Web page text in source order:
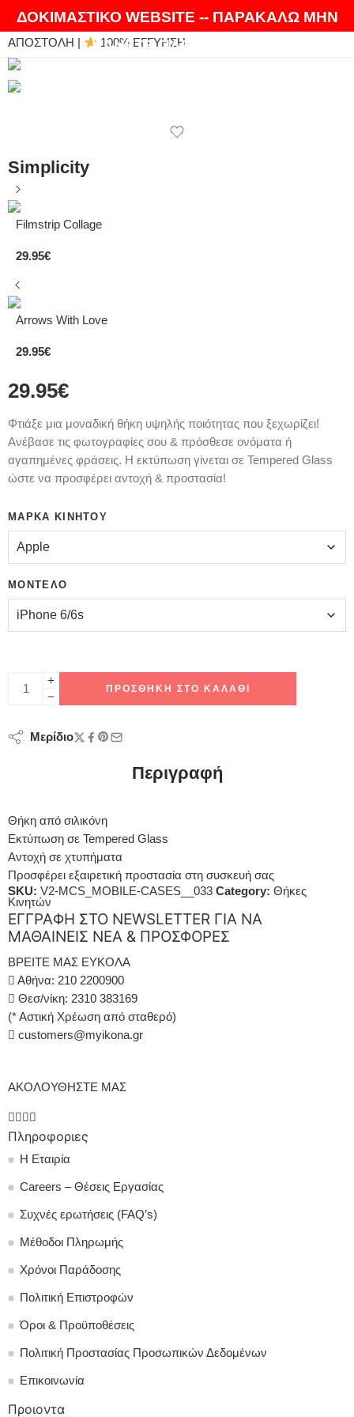
ΔΟΚΙΜΑΣΤΙΚΟ WEBSITE -- ΠΑΡΑΚΑΛΩ ΜΗΝ
ΚΑΝΕΤΕ ΠΑΡΑΓΓΕΛΙΕΣ
ΘΑ ΛΑΤΡΕΨΕΤΕ ΤΑ ΠΡΟΪΟΝΤΑ ΜΑΣ | EXPRESS
ΑΠΟΣΤΟΛΗ | 100% ΕΓΓΥΗΣΗ
Simplicity
Filmstrip Collage
29.95€
Arrows With Love
29.95€
29.95€
Φτιάξε μια μοναδική θήκη υψηλής ποιότητας που ξεχωρίζει!
Ανέβασε τις φωτογραφίες σου & πρόσθεσε ονόματα ή
αγαπημένες φράσεις. Η εκτύπωση γίνεται σε Tempered Glass
ώστε να προσφέρει αντοχή & προστασία!
ΜΆΡΚΑ ΚΙΝΗΤΟΎ
ΜΟΝΤΈΛΟ
ΠΡΟΣΘΉΚΗ ΣΤΟ ΚΑΛΆΘΙ
Μερίδιο
Περιγραφή
Θήκη από σιλικόνη
Εκτύπωση σε Tempered Glass
Αντοχή σε χτυπήματα
Προσφέρει εξαιρετική προστασία στη συσκευή σας
SKU: V2-MCS_MOBILE-CASES__033 Category: Θήκες
Κινητών
ΕΓΓΡΑΦΗ ΣΤΟ NEWSLETTER ΓΙΑ ΝΑ
ΜΑΘΑΙΝΕΙΣ ΝΕΑ & ΠΡΟΣΦΟΡΕΣ
ΒΡΕΙΤΕ ΜΑΣ ΕΥΚΟΛΑ
Αθήνα: 210 2200900
Θεσ/νίκη: 2310 383169
(* Αστική Χρέωση από σταθερό)
customers@myikona.gr
ΑΚΟΛΟΥΘΗΣΤΕ ΜΑΣ
Πληροφοριες
Η Εταιρία
Careers – Θέσεις Εργασίας
Συχνές ερωτήσεις (FAQ’s)
Μέθοδοι Πληρωμής
Χρόνοι Παράδοσης
Πολιτική Επιστροφών
Όροι & Προϋποθέσεις
Πολιτική Προστασίας Προσωπικών Δεδομένων
Επικοινωνία
Προιοντα